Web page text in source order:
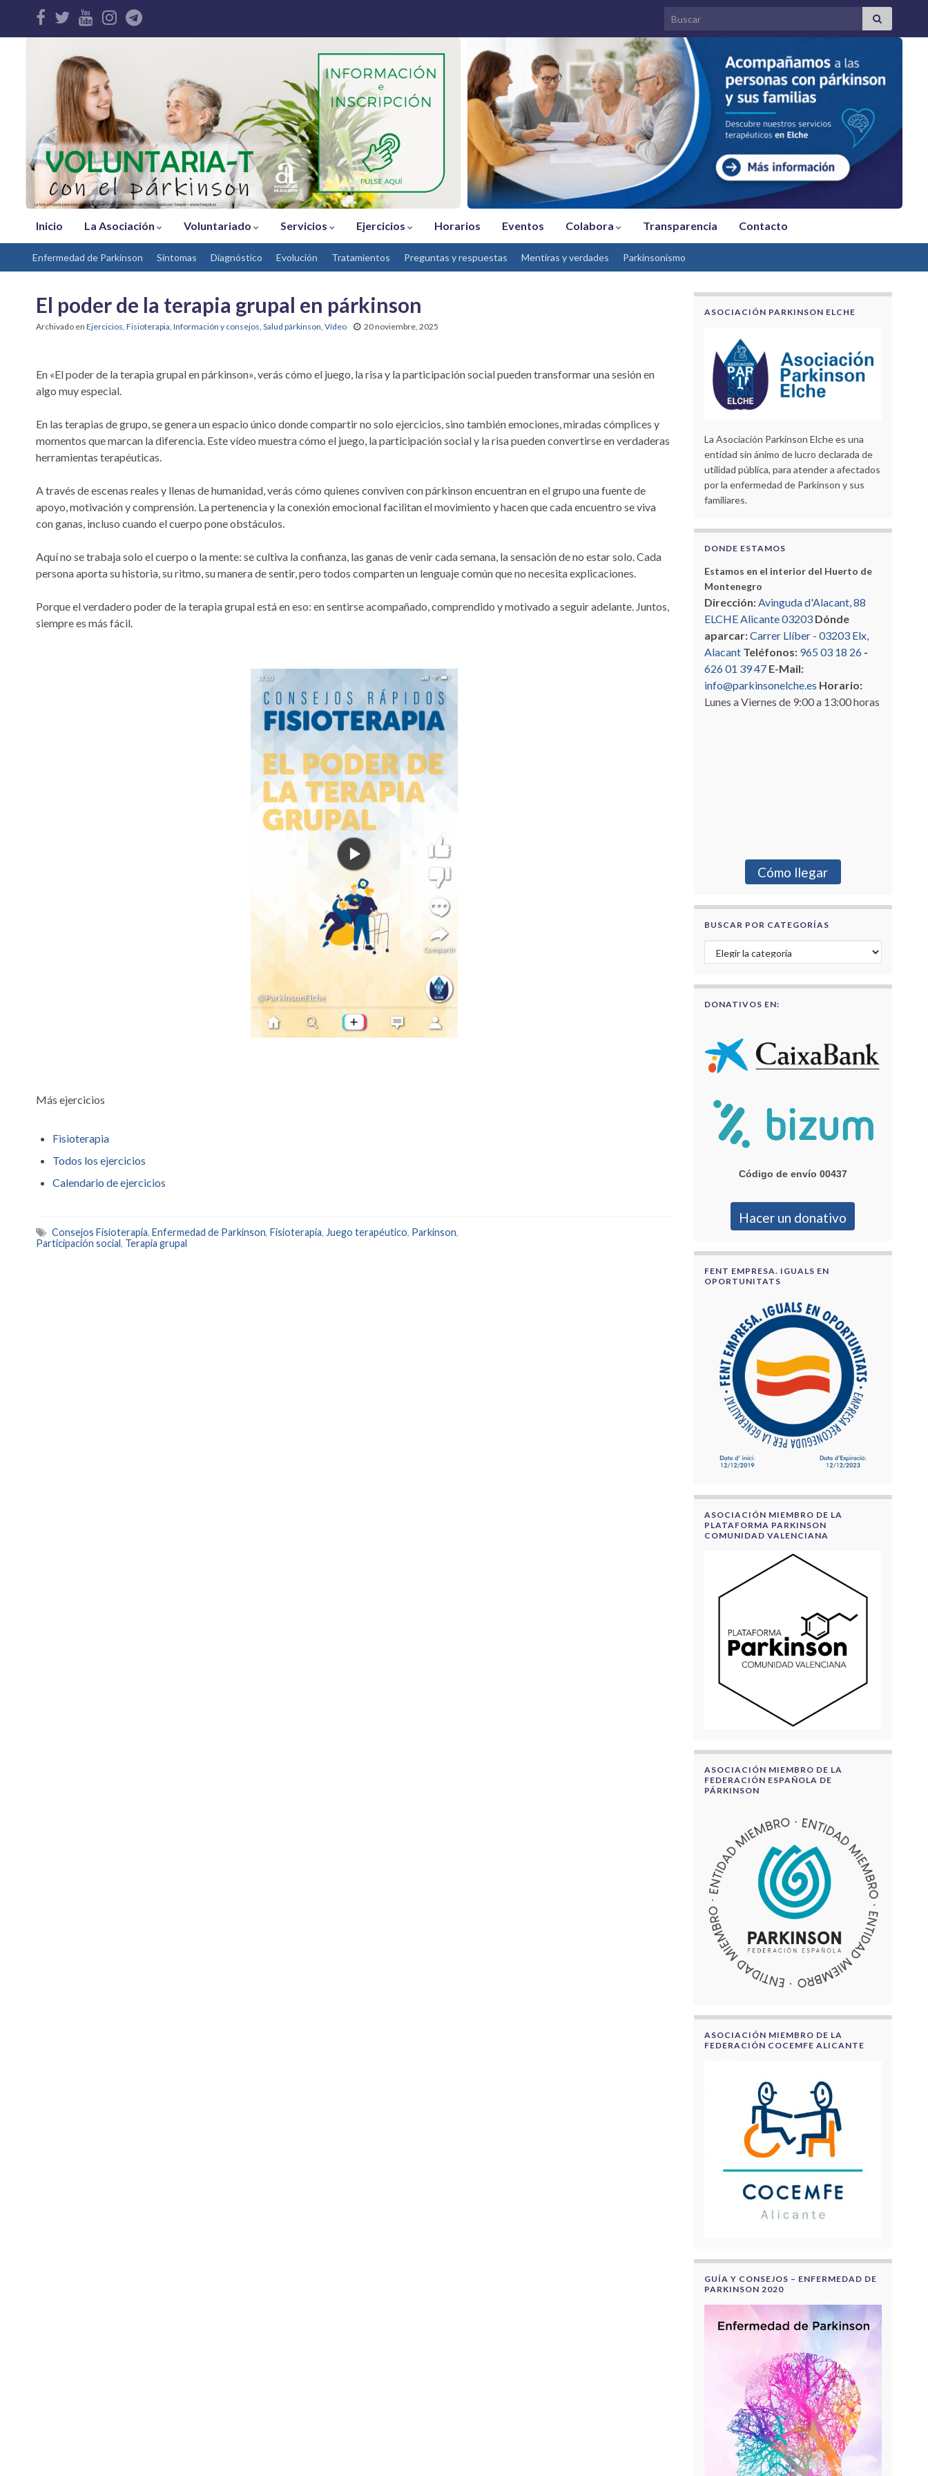
Search for:
Inicio La Asociación Voluntariado Servicios Ejercicios Horarios Eventos Colabora Transparencia Contacto
Enfermedad de Parkinson Síntomas Díagnóstico Evolución Tratamientos Preguntas y respuestas Mentiras y verdades Parkinsonismo
El poder de la terapia grupal en párkinson
Archivado en Ejercicios, Fisioterapia, Información y consejos, Salud párkinson, Vídeo 20 noviembre, 2025
En «El poder de la terapia grupal en párkinson», verás cómo el juego, la risa y la participación social pueden transformar una sesión en
algo muy especial.
En las terapias de grupo, se genera un espacio único donde compartir no solo ejercicios, sino también emociones, miradas cómplices y
momentos que marcan la diferencia. Este vídeo muestra cómo el juego, la participación social y la risa pueden convertirse en verdaderas
herramientas terapéuticas.
A través de escenas reales y llenas de humanidad, verás cómo quienes conviven con párkinson encuentran en el grupo una fuente de
apoyo, motivación y comprensión. La pertenencia y la conexión emocional facilitan el movimiento y hacen que cada encuentro se viva
con ganas, incluso cuando el cuerpo pone obstáculos.
Aquí no se trabaja solo el cuerpo o la mente: se cultiva la confianza, las ganas de venir cada semana, la sensación de no estar solo. Cada
persona aporta su historia, su ritmo, su manera de sentir, pero todos comparten un lenguaje común que no necesita explicaciones.
Porque el verdadero poder de la terapia grupal está en eso: en sentirse acompañado, comprendido y motivado a seguir adelante. Juntos,
siempre es más fácil.
Más ejercicios
Fisioterapia
Todos los ejercicios
Calendario de ejercicios
Consejos Fisioterapia, Enfermedad de Parkinson, Fisioterapia, Juego terapéutico, Parkinson,
Participación social, Terapia grupal
ASOCIACIÓN PARKINSON ELCHE
La Asociación Parkinson Elche es una
entidad sin ánimo de lucro declarada de
utilidad pública, para atender a afectados
por la enfermedad de Parkinson y sus
familiares.
DONDE ESTAMOS
Estamos en el interior del Huerto de
Montenegro
Dirección:Avinguda d'Alacant, 88
ELCHE Alicante 03203 Dónde
aparcar:Carrer Llíber - 03203 Elx,
Alacant Teléfonos: 965 03 18 26-
626 01 39 47 E-Mail:
info@parkinsonelche.es Horario:
Lunes a Viernes de 9:00 a 13:00 horas
Cómo llegar
BUSCAR POR CATEGORÍAS
Buscar por categorías
DONATIVOS EN:
Código de envío 00437
Hacer un donativo
FENT EMPRESA. IGUALS EN
OPORTUNITATS
ASOCIACIÓN MIEMBRO DE LA
PLATAFORMA PARKINSON
COMUNIDAD VALENCIANA
ASOCIACIÓN MIEMBRO DE LA
FEDERACIÓN ESPAÑOLA DE
PÁRKINSON
ASOCIACIÓN MIEMBRO DE LA
FEDERACIÓN COCEMFE ALICANTE
GUÍA Y CONSEJOS – ENFERMEDAD DE
PARKINSON 2020